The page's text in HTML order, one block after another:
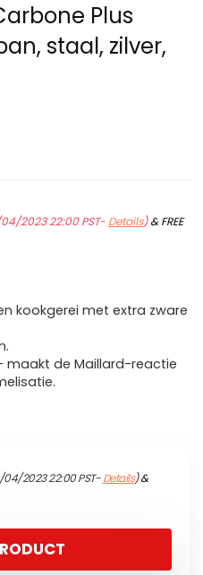
Plus
staal, zilver,
2023 22:00 PST- Details)&FREE
kookgerei met extra zware
maakt de Maillard-reactie
2023 22:00 PST-Details)&